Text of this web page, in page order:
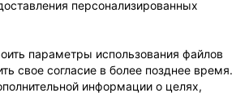
персональных данных
персонализированных
параметры использования файлов
свое согласие в более позднее время.
информации о целях,